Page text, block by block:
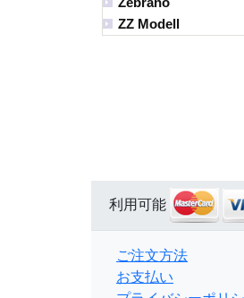
ZZ Modell
利用可能
ご注文方法
お支払い